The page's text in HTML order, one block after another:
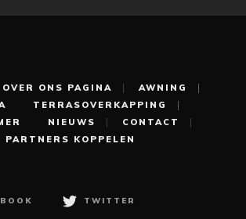
OVER ONS PAGINA
AWNING
TERRASOVERKAPPING
NIEUWS
CONTACT
PARTNERS KOPPELEN
TWITTER